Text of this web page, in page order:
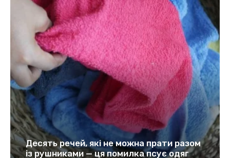
Десять речей, які не можна прати разом
із рушниками — ця помилка псує одяг